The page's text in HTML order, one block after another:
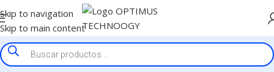
Skip to navigation
Skip to main content